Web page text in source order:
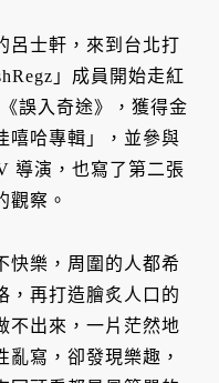
呂士軒，來到台北打
」成員開始走紅
誤入奇途》，獲得金
嘻哈專輯」，並參與
導演，也寫了第二張
觀察。
快樂，周圍的人都希
，再打造膾炙人口的
不出來，一片茫然地
寫，卻發現樂趣，